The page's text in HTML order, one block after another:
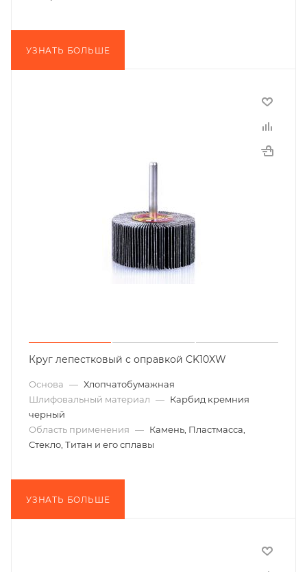
УЗНАТЬ БОЛЬШЕ
Круг лепестковый с оправкой CK10XW
Основа — Хлопчатобумажная
Шлифовальный материал — Карбид кремния
черный
Область применения — Камень, Пластмасса,
Стекло, Титан и его сплавы
УЗНАТЬ БОЛЬШЕ